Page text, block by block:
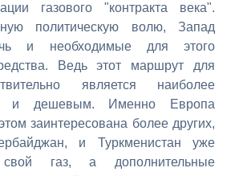
газового "контракта века".
политическую волю, Запад
и необходимые для этого
Ведь этот маршрут для
является наиболее
и дешевым. Именно Европа
заинтересована более других,
и Туркменистан уже
свой газ, а дополнительные